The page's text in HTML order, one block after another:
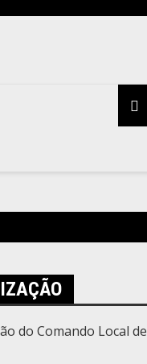
do Comando Local de